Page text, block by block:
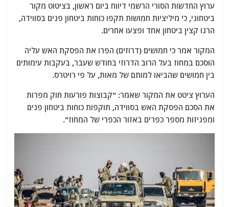
at
s
A
p
p
e
g
ra
m
ai
l
itt
er
c
e
b
o
o
k
ערוץ החדשות הסורי הרשמי דיווח ביום ראשון, בציטוט מקור
ביטחוני, כי מיליציות חמושות תקפו כוחות ביטחון פנים בסווידה,
הרגו קצין ביטחון אחד ופצעו אחרים.
המקור אמר כי חמושים (דרוזים) הפרו את הפסקת האש עליה
הוסכם במחוז בעל הרוב הדרוזי בחודש שעבר, בעקבות עימותים
בין חמושים שהביאו למותם של מאות, על פי רויטרס.
הערוץ ציטט את המקור שאמר: "קבוצות פורעות חוק מפרות
את הסכם הפסקת האש בסווידה, תוקפות כוחות ביטחון פנים
ומפגיזות מספר כפרים באזור הכפרי של המחוז".